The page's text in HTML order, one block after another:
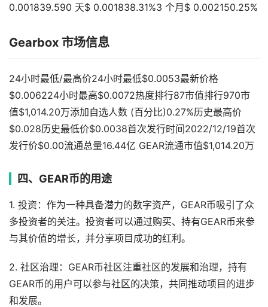
0.001839.590 天$ 0.001838.31%3 个月$ 0.002150.25%
Gearbox 市场信息
24小时最低/最高价24小时最低$0.0053最新价格
$0.006224小时最高$0.0072热度排行87市值排行970市
值$1,014.20万添加自选人数 (百分比)0.27%历史最高价
$0.028历史最低价$0.0038首次发行时间2022/12/19首次
发行价$0.00流通总量16.44亿 GEAR流通市值$1,014.20万
四、GEAR币的用途
1. 投资：作为一种具备潜力的数字资产，GEAR币吸引了众
多投资者的关注。投资者可以通过购买、持有GEAR币来参
与其价值的增长，并分享项目成功的红利。
2. 社区治理：GEAR币社区注重社区的发展和治理，持有
GEAR币的用户可以参与社区的决策，共同推动项目的进步
和发展。